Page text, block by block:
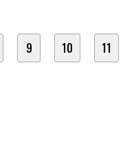
9 10 11